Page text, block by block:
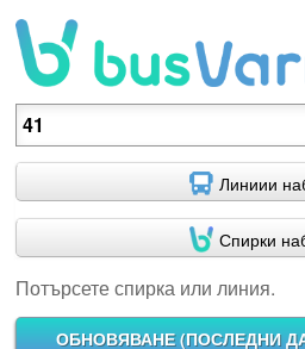
Потърсете спирка или линия.
Линиии
Спирки
Потърсете спирка или линия.
ОБНОВЯВАНЕ (ПОСЛЕДНИ